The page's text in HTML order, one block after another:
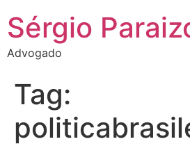
Sérgio
Advogado
Tag: